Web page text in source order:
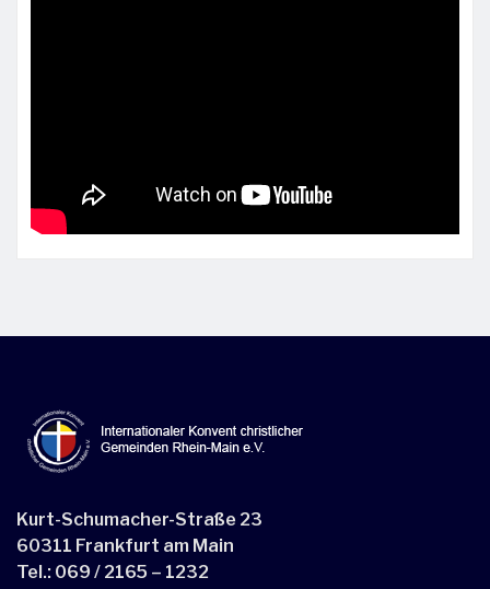
Kurt-Schumacher-Straße 23
60311 Frankfurt am Main
Tel.: 069 / 2165 – 1232